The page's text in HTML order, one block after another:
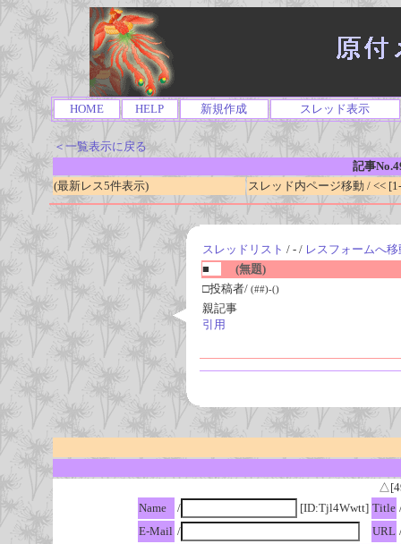
HOME HELP 新規作成 スレッド表示
＜一覧表示に戻る
記事
(最新レス5件表示)
スレッド内ページ移動 / <<
スレッドリスト / - / レスフォームへ移
■
(無題)
□投稿者/ (##)-()
親記事
引用
Name
/ [ID:Tjl4Wwtt] Title
E-Mail / URL